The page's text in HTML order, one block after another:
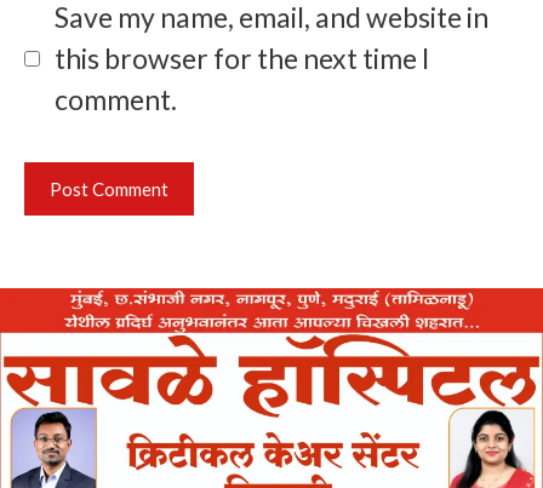
Save my name, email, and website in
this browser for the next time I
comment.